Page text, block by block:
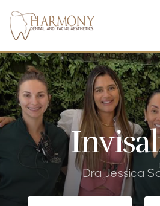
Dra Jessica